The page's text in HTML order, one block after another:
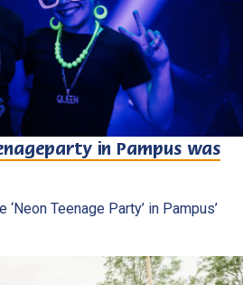
in Pampus was
Teenage Party’ in Pampus’